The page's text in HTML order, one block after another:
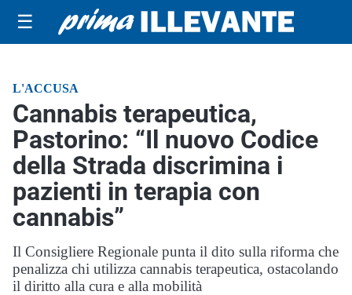
☰
L'ACCUSA
Cannabis terapeutica,
Pastorino: “Il nuovo Codice
della Strada discrimina i
pazienti in terapia con
cannabis”
Il Consigliere Regionale punta il dito sulla riforma che
penalizza chi utilizza cannabis terapeutica, ostacolando
il diritto alla cura e alla mobilità